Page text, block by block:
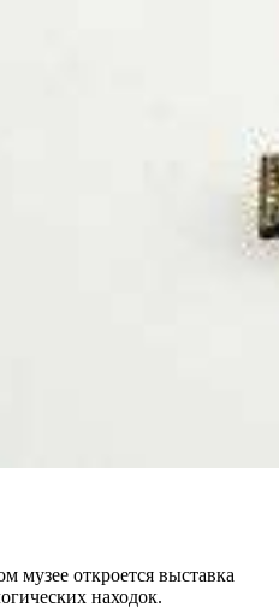
музее откроется выставка
находок.